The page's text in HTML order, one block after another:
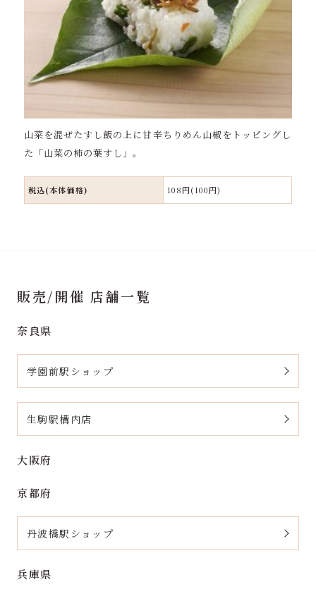
山菜を混ぜたすし飯の上に甘辛ちりめん山椒をトッピングし
た「山菜の柿の葉すし」。
税込(本体価格) 108円(100円)
販売/開催 店舗一覧
奈良県
学園前駅ショップ
生駒駅構内店
大阪府
京都府
丹波橋駅ショップ
兵庫県